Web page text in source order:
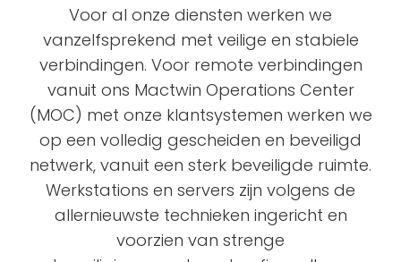
Voor al onze diensten werken we
vanzelfsprekend met veilige en stabiele
verbindingen. Voor remote verbindingen
vanuit ons Mactwin Operations Center
(MOC) met onze klantsystemen werken we
op een volledig gescheiden en beveiligd
netwerk, vanuit een sterk beveiligde ruimte.
Werkstations en servers zijn volgens de
allernieuwste technieken ingericht en
voorzien van strenge